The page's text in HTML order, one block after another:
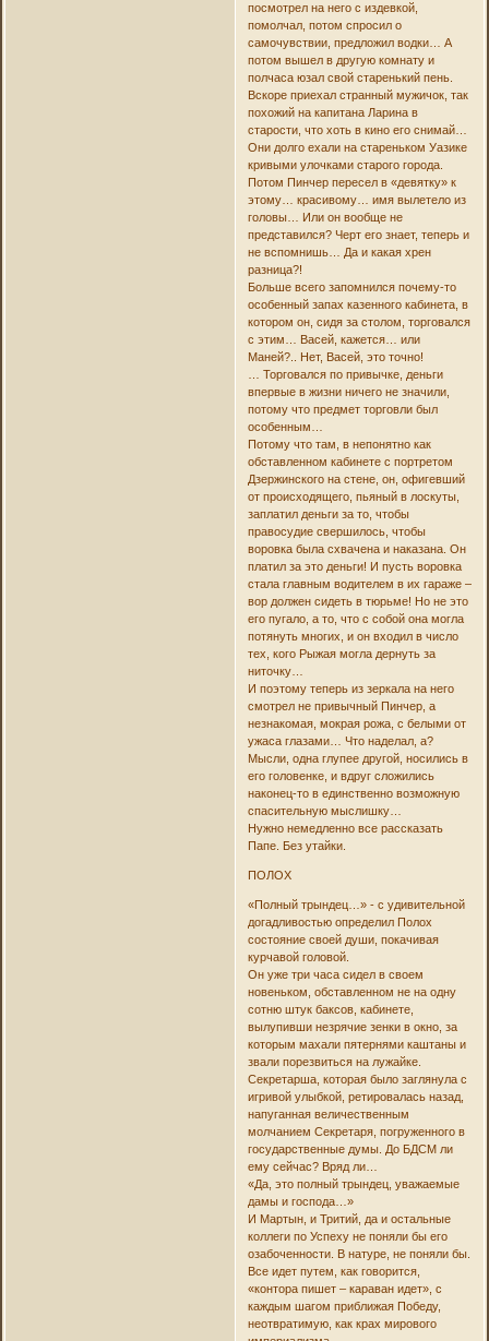
посмотрел на него с издевкой,
помолчал, потом спросил о
самочувствии, предложил водки… А
потом вышел в другую комнату и
полчаса юзал свой старенький пень.
Вскоре приехал странный мужичок, так
похожий на капитана Ларина в
старости, что хоть в кино его снимай…
Они долго ехали на стареньком Уазике
кривыми улочками старого города.
Потом Пинчер пересел в «девятку» к
этому… красивому… имя вылетело из
головы… Или он вообще не
представился? Черт его знает, теперь и
не вспомнишь… Да и какая хрен
разница?!
Больше всего запомнился почему-то
особенный запах казенного кабинета, в
котором он, сидя за столом, торговался
с этим… Васей, кажется… или
Маней?.. Нет, Васей, это точно!
… Торговался по привычке, деньги
впервые в жизни ничего не значили,
потому что предмет торговли был
особенным…
Потому что там, в непонятно как
обставленном кабинете с портретом
Дзержинского на стене, он, офигевший
от происходящего, пьяный в лоскуты,
заплатил деньги за то, чтобы
правосудие свершилось, чтобы
воровка была схвачена и наказана. Он
платил за это деньги! И пусть воровка
стала главным водителем в их гараже –
вор должен сидеть в тюрьме! Но не это
его пугало, а то, что с собой она могла
потянуть многих, и он входил в число
тех, кого Рыжая могла дернуть за
ниточку…
И поэтому теперь из зеркала на него
смотрел не привычный Пинчер, а
незнакомая, мокрая рожа, с белыми от
ужаса глазами… Что наделал, а?
Мысли, одна глупее другой, носились в
его головенке, и вдруг сложились
наконец-то в единственно возможную
спасительную мыслишку…
Нужно немедленно все рассказать
Папе. Без утайки.
ПОЛОХ
«Полный трындец…» - с удивительной
догадливостью определил Полох
состояние своей души, покачивая
курчавой головой.
Он уже три часа сидел в своем
новеньком, обставленном не на одну
сотню штук баксов, кабинете,
вылупивши незрячие зенки в окно, за
которым махали пятернями каштаны и
звали порезвиться на лужайке.
Секретарша, которая было заглянула с
игривой улыбкой, ретировалась назад,
напуганная величественным
молчанием Секретаря, погруженного в
государственные думы. До БДСМ ли
ему сейчас? Вряд ли…
«Да, это полный трындец, уважаемые
дамы и господа…»
И Мартын, и Тритий, да и остальные
коллеги по Успеху не поняли бы его
озабоченности. В натуре, не поняли бы.
Все идет путем, как говорится,
«контора пишет – караван идет», с
каждым шагом приближая Победу,
неотвратимую, как крах мирового